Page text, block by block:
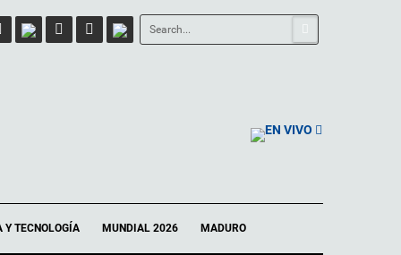
EN VIVO
Y TECNOLOGÍA MUNDIAL 2026 MADURO